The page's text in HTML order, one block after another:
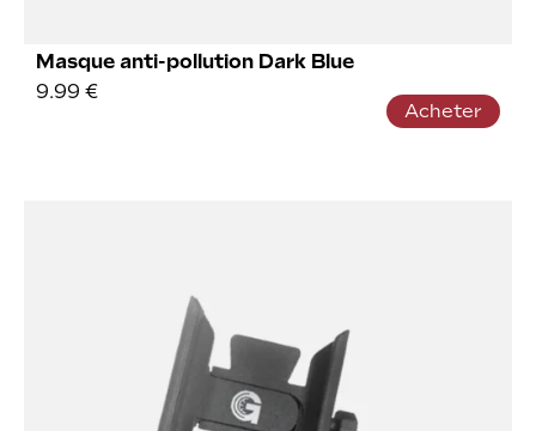
Masque anti-pollution Dark Blue
9.99 €
Acheter